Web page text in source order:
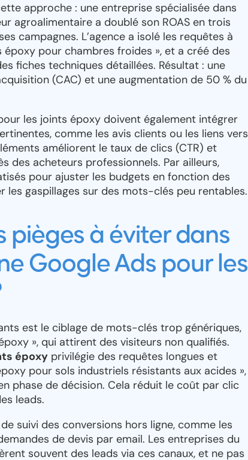
approche : une entreprise spécialisée dans
agroalimentaire a doublé son ROAS en trois
campagnes. L’agence a isolé les requêtes à
pour chambres froides », et a créé des
fiches techniques détaillées. Résultat : une
(CAC) et une augmentation de 50 % du
les joints époxy doivent également intégrer
comme les avis clients ou les liens vers
améliorent le taux de clics (CTR) et
des acheteurs professionnels. Par ailleurs,
pour ajuster les budgets en fonction des
les gaspillages sur des mots-clés peu rentables.
pièges à éviter dans
Google Ads pour les
est le ciblage de mots-clés trop génériques,
», qui attirent des visiteurs non qualifiés.
époxy privilégie des requêtes longues et
pour sols industriels résistants aux acides »,
phase de décision. Cela réduit le coût par clic
leads.
suivi des conversions hors ligne, comme les
de devis par email. Les entreprises du
souvent des leads via ces canaux, et ne pas